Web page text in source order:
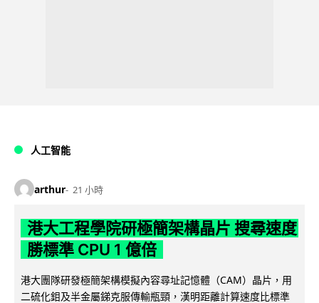
人工智能
arthur 21 小時
港大工程學院研極簡架構晶片 搜尋速度
勝標準 CPU 1 億倍
港大團隊研發極簡架構模擬內容尋址記憶體（CAM）晶片，用
二硫化鉬及半金屬銻克服傳輸瓶頸，漢明距離計算速度比標準